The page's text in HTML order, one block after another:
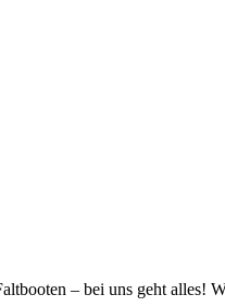
– bei uns geht alles!